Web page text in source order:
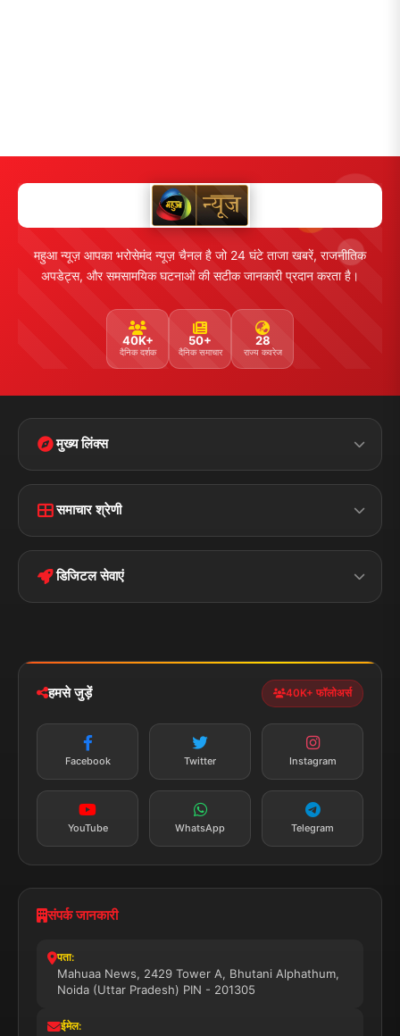
महुआ न्यूज़ आपका भरोसेमंद न्यूज़ चैनल है जो 24 घंटे ताजा खबरें, राजनीतिक
अपडेट्स, और समसामयिक घटनाओं की सटीक जानकारी प्रदान करता है।
40K+
दैनिक दर्शक
50+
दैनिक समाचार
28
राज्य कवरेज
मुख्य लिंक्स
Disclaimer
Terms &
Privacy Policy
समाचार श्रेणी
पॉलिटिकल झारखण्ड
डिजिटल सेवाएं
न्यूज़ अलर्ट
तत्काल अपडेट
सब्सक्राइब करें
हमसे जुड़ें 40K+ फॉलोअर्स
Facebook Twitter Instagram
YouTube WhatsApp Telegram
संपर्क जानकारी
पता:
Mahuaa News, 2429 Tower A, Bhutani Alphathum,
Noida (Uttar Pradesh) PIN - 201305
ईमेल: